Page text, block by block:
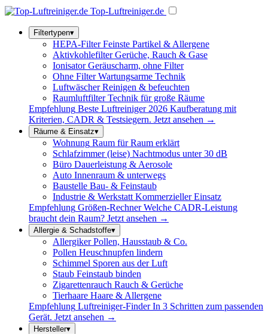
Top-Luftreiniger.de
Filtertypen▾
HEPA-Filter Feinste Partikel & Allergene
Aktivkohlefilter Gerüche, Rauch & Gase
Ionisator Geräuscharm, ohne Filter
Ohne Filter Wartungsarme Technik
Luftwäscher Reinigen & befeuchten
Raumluftfilter Technik für große Räume
Empfehlung Beste Luftreiniger 2026 Kaufberatung mit
Kriterien, CADR & Testsiegern. Jetzt ansehen →
Räume & Einsatz▾
Wohnung Raum für Raum erklärt
Schlafzimmer (leise) Nachtmodus unter 30 dB
Büro Dauerleistung & Aerosole
Auto Innenraum & unterwegs
Baustelle Bau- & Feinstaub
Industrie & Werkstatt Kommerzieller Einsatz
Empfehlung Größen-Rechner Welche CADR-Leistung
braucht dein Raum? Jetzt ansehen →
Allergie & Schadstoffe▾
Allergiker Pollen, Hausstaub & Co.
Pollen Heuschnupfen lindern
Schimmel Sporen aus der Luft
Staub Feinstaub binden
Zigarettenrauch Rauch & Gerüche
Tierhaare Haare & Allergene
Empfehlung Luftreiniger-Finder In 3 Schritten zum passenden
Gerät. Jetzt ansehen →
Hersteller▾